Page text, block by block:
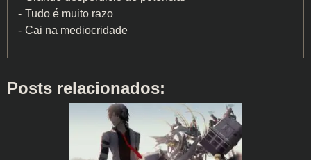
Tudo é muito razo
Cai na mediocridade
Posts relacionados: